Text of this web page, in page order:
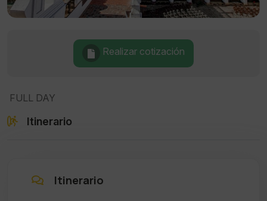
Realizar cotización
FULL DAY
Itinerario
Itinerario